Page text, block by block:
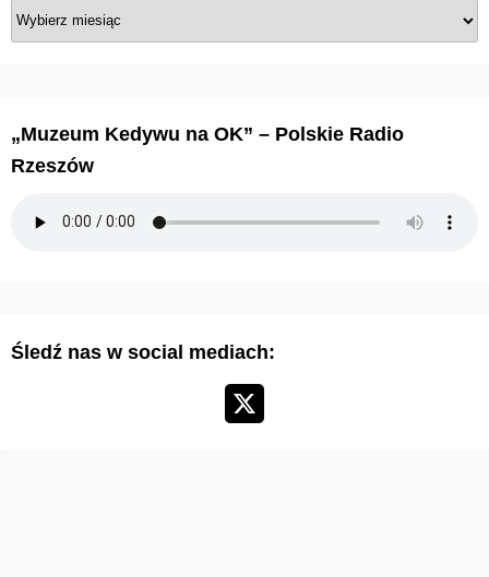
A
r
k
„Muzeum Kedywu na OK” – Polskie Radio
Rzeszów
Śledź nas w social mediach: